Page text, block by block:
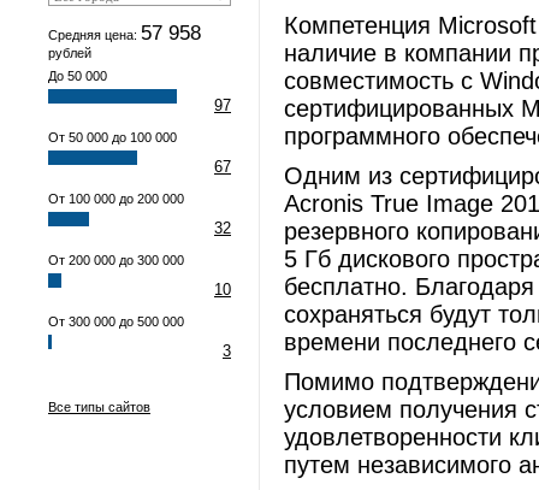
Средняя цена: 57 958
рублей
До 50 000
97
От 50 000 до 100 000
67
От 100 000 до 200 000
32
От 200 000 до 300 000
10
От 300 000 до 500 000
3
Все типы сайтов
Компетенция
наличие в компании
совместимость с
сертифицированных
программного
Одним из
Acronis True Image
резервного
5 Гб дискового
бесплатно.
сохраняться будут
времени последнего
Помимо
условием получения
удовлетворенности
путем независимого